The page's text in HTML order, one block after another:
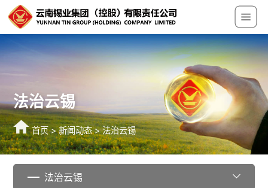
法治云锡
首页>新闻动态>法治云锡
法治云锡